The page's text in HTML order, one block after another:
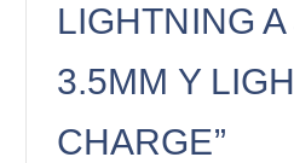
LIGHTNING
3.5MM Y
CHARGE”